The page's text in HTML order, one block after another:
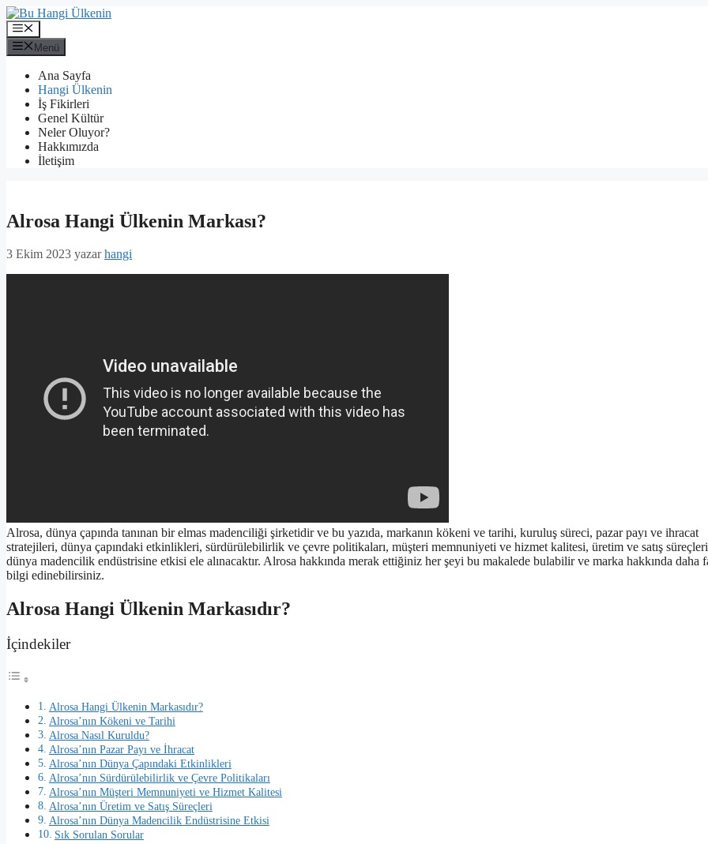
İçeriğe
atla
Menü
Menü
Ana Sayfa
Hangi Ülkenin
İş Fikirleri
Genel Kültür
Neler Oluyor?
Hakkımızda
İletişim
Alrosa Hangi Ülkenin Markası?
3 Ekim 2023 yazarhangi
Alrosa, dünya çapında tanınan bir elmas madenciliği şirketidir ve bu yazıda, markanın kökeni ve tarihi, kuruluş süreci, pazar payı ve ihracat
stratejileri, dünya çapındaki etkinlikleri, sürdürülebilirlik ve çevre politikaları, müşteri memnuniyeti ve hizmet kalitesi, üretim ve satış
dünya madencilik endüstrisine etkisi ele alınacaktır. Alrosa hakkında merak ettiğiniz her şeyi bu makalede bulabilir ve marka hakkında daha
bilgi edinebilirsiniz.
Alrosa Hangi Ülkenin Markasıdır?
İçindekiler
Alrosa Hangi Ülkenin Markasıdır?
Alrosa’nın Kökeni ve Tarihi
Alrosa Nasıl Kuruldu?
Alrosa’nın Pazar Payı ve İhracat
Alrosa’nın Dünya Çapındaki Etkinlikleri
Alrosa’nın Sürdürülebilirlik ve Çevre Politikaları
Alrosa’nın Müşteri Memnuniyeti ve Hizmet Kalitesi
Alrosa’nın Üretim ve Satış Süreçleri
Alrosa’nın Dünya Madencilik Endüstrisine Etkisi
Sık Sorulan Sorular